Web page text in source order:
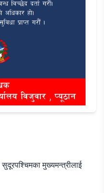
सुदूरपश्चिमका मुख्यमन्त्रीलाई